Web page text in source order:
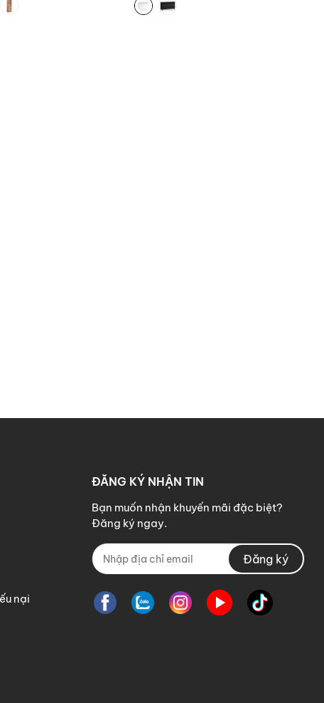
nại
ĐĂNG KÝ NHẬN TIN
Bạn muốn nhận khuyến mãi đặc biệt?
Đăng ký ngay.
Đăng ký